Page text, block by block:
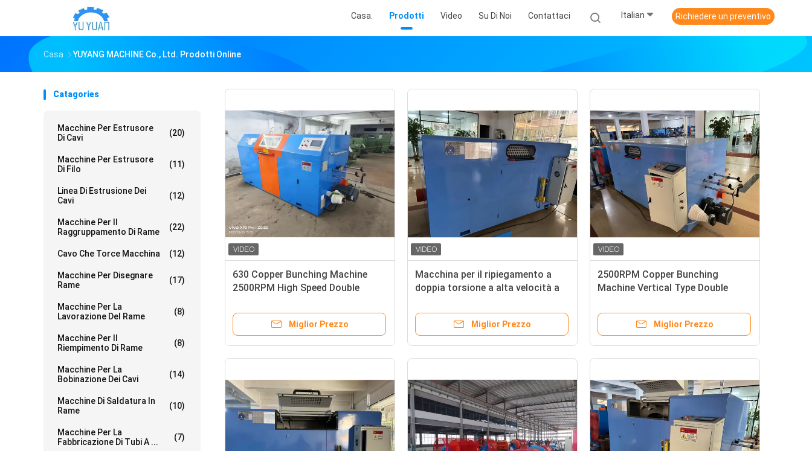
Casa. Prodotti Video Su Di Noi Contattaci Italian Richiedere un preventivo
Casa YUYANG MACHINE Co., Ltd. Prodotti Online
Catagories
Macchine Per Estrusore
Di Cavi
(20)
Macchine Per Estrusore
Di Filo
(11)
Linea Di Estrusione Dei
Cavi
(12)
Macchine Per Il
Raggruppamento Di Rame
(22)
Cavo Che Torce Macchina (12)
Macchine Per Disegnare
Rame
(17)
Macchine Per La
Lavorazione Del Rame
(8)
Macchine Per Il
Riempimento Di Rame
(8)
Macchine Per La
Bobinazione Dei Cavi
(14)
Macchine Di Saldatura In
Rame
(10)
Macchine Per La
Fabbricazione Di Tubi A ...
(7)
630 Copper Bunching Machine
2500RPM High Speed Double
Miglior Prezzo
Macchina per il ripiegamento a
doppia torsione a alta velocità a
Miglior Prezzo
2500RPM Copper Bunching
Machine Vertical Type Double
Miglior Prezzo